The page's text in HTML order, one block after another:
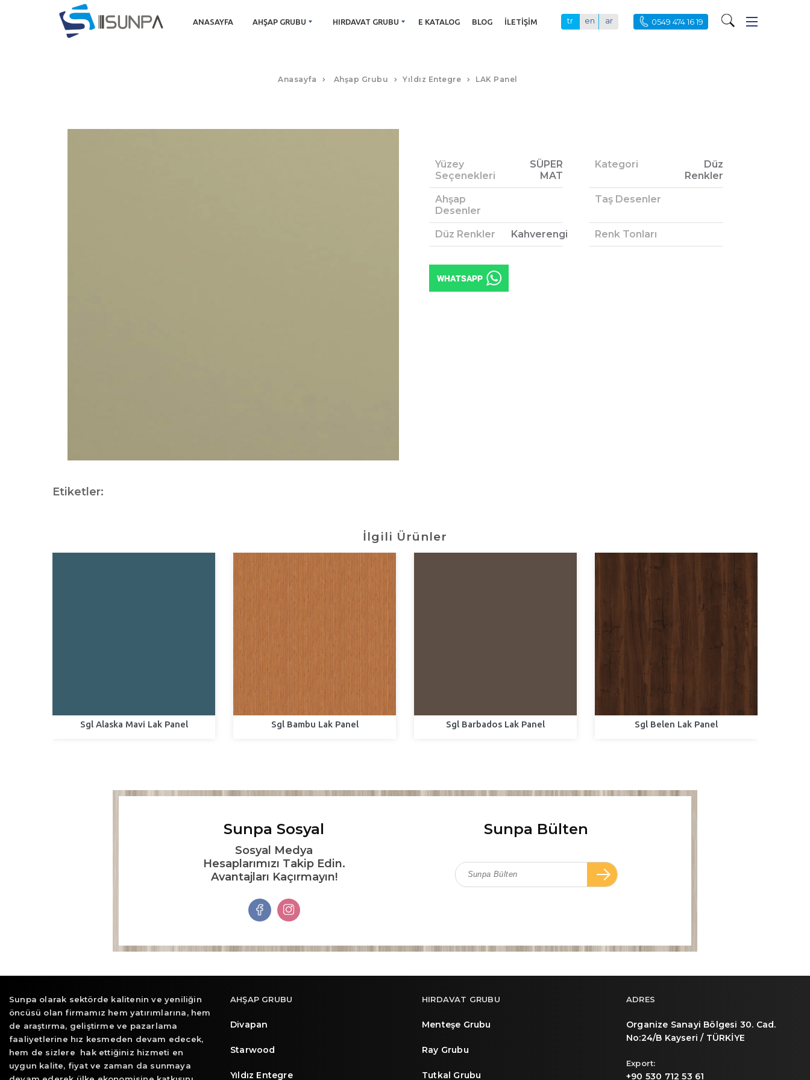
ANASAYFA AHŞAP GRUBU HIRDAVAT GRUBU E KATALOG BLOG İLETIŞIM tr en ar 0549 474 16 19
Anasayfa Ahşap Grubu Yıldız Entegre LAK Panel
Yüzey
Seçenekleri
SÜPER
MAT
Kategori
Düz
Renkler
Ahşap
Desenler
Taş Desenler
Düz Renkler Kahverengi Renk Tonları
Etiketler:
İlgili Ürünler
Sgl Alaska Mavi Lak Panel Sgl Bambu Lak Panel Sgl Barbados Lak Panel Sgl Belen Lak Panel
Sunpa Sosyal
Sosyal Medya
Hesaplarımızı Takip Edin.
Avantajları Kaçırmayın!
Sunpa Bülten
Sunpa olarak sektörde kalitenin ve yeniliğin
öncüsü olan firmamız hem yatırımlarına, hem
de araştırma, geliştirme ve pazarlama
faaliyetlerine hız kesmeden devam edecek,
hem de sizlere hak ettiğiniz hizmeti en
uygun kalite, fiyat ve zaman da sunmaya
AHŞAP GRUBU
Divapan
Starwood
Yıldız Entegre
HIRDAVAT GRUBU
Menteşe Grubu
Ray Grubu
Tutkal Grubu
ADRES
Organize Sanayi Bölgesi 30. Cad.
No:24/B Kayseri / TÜRKİYE
Export:
+90 530 712 53 61